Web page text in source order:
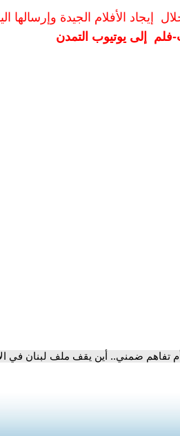
إيجاد الأفلام الجيدة وإرسالها
فلم إلى يوتيوب التمدن
ضمني.. أين يقف ملف لبنان في